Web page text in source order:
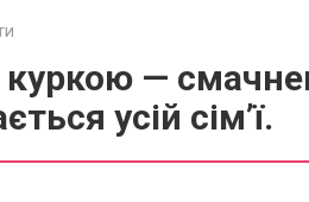
—
усій сім’ї.